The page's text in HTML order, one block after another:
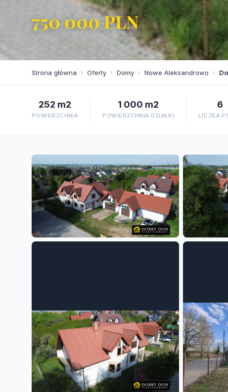
750 000 PLN
Strona główna › Oferty › Domy › Nowe Aleksandrowo ›
252 m2
POWIERZCHNIA
1 000 m2
POWIERZCHNIA DZIAŁKI
6
LICZBA